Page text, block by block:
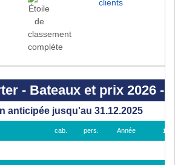
clients
- Bateaux et prix 2026 -
anticipée jusqu'au 31.12.2025
cab. pers. Année